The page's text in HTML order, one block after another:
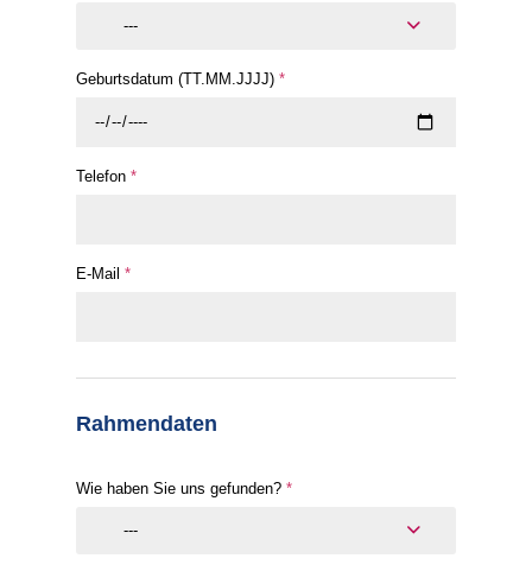
---
Geburtsdatum (TT.MM.JJJJ) *
Telefon *
E-Mail *
Rahmendaten
Wie haben Sie uns gefunden? *
---